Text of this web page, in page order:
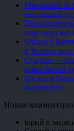
Маврикий за
настоящий
Где
Отдых у
в
Суздаль —
атмосферой
Отдых в
выдохнуть
Новые
юрий к